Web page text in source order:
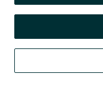
Explorar Favoritos